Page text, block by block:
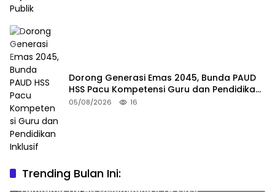
Dorong Generasi Emas 2045, Bunda PAUD
HSS Pacu Kompetensi Guru dan Pendidikan
Inklusif
05/08/2026 16
Trending Bulan Ini:
Pangdam XXII/TB Pimpin Sidang Pantukhir Calon
Tamtama TNI AD Gelombang II TA 2026